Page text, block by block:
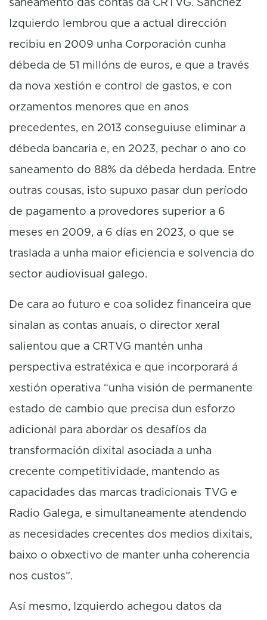
Izquierdo lembrou que a actual dirección
recibiu en 2009 unha Corporación cunha
débeda de 51 millóns de euros, e que a través
da nova xestión e control de gastos, e con
orzamentos menores que en anos
precedentes, en 2013 conseguiuse eliminar a
débeda bancaria e, en 2023, pechar o ano co
saneamento do 88% da débeda herdada. Entre
outras cousas, isto supuxo pasar dun período
de pagamento a provedores superior a 6
meses en 2009, a 6 días en 2023, o que se
traslada a unha maior eficiencia e solvencia do
sector audiovisual galego.
De cara ao futuro e coa solidez financeira que
sinalan as contas anuais, o director xeral
salientou que a CRTVG mantén unha
perspectiva estratéxica e que incorporará á
xestión operativa “unha visión de permanente
estado de cambio que precisa dun esforzo
adicional para abordar os desafíos da
transformación dixital asociada a unha
crecente competitividade, mantendo as
capacidades das marcas tradicionais TVG e
Radio Galega, e simultaneamente atendendo
as necesidades crecentes dos medios dixitais,
baixo o obxectivo de manter unha coherencia
nos custos”.
Así mesmo, Izquierdo achegou datos da